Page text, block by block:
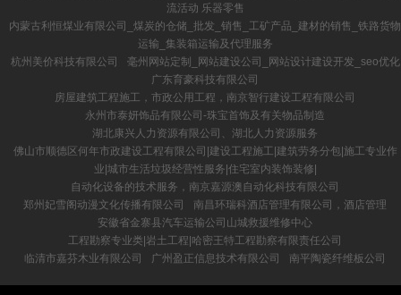
流活动 乐器零售
内蒙古利恒煤业有限公司_煤炭的仓储_批发_销售_工矿产品_建材的销售_铁路货物
运输_集装箱运输及代理服务
杭州美价科技有限公司
毫州网站定制_网站建设公司_网站设计建设开发_seo优化
广东育豪科技有限公司
房屋建筑工程施工，市政公用工程，南京智行建设工程有限公司
永州市泰妍饰品有限公司-珠宝首饰及有关物品制造
湖北康兴人力资源有限公司、湖北人力资源服务
佛山市顺德区何年市政建设工程有限公司|建设工程施工|建筑劳务分包|施工专业作
业|城市生活垃圾经营性服务|住宅室内装饰装修|
自动化设备的技术服务，南京嘉源澳自动化科技有限公司
郑州妃雪阁动漫文化传播有限公司
南昌环瑞科酒店管理有限公司，酒店管理
安徽省金寨县汽车运输公司山城救援维修中心
工程勘察专业类|岩土工程|哈密王特工程勘察有限责任公司
临清市嘉芬木业有限公司
广州盈正信息技术有限公司 南平陶瓷纤维板公司